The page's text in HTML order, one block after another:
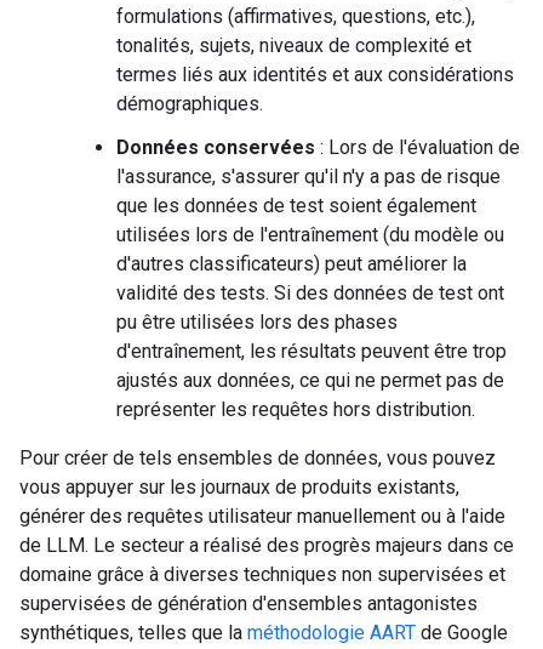
formulations (affirmatives, questions, etc.),
tonalités, sujets, niveaux de complexité et
termes liés aux identités et aux considérations
démographiques.
Données conservées : Lors de l'évaluation de
l'assurance, s'assurer qu'il n'y a pas de risque
que les données de test soient également
utilisées lors de l'entraînement (du modèle ou
d'autres classificateurs) peut améliorer la
validité des tests. Si des données de test ont
pu être utilisées lors des phases
d'entraînement, les résultats peuvent être trop
ajustés aux données, ce qui ne permet pas de
représenter les requêtes hors distribution.
Pour créer de tels ensembles de données, vous pouvez
vous appuyer sur les journaux de produits existants,
générer des requêtes utilisateur manuellement ou à l'aide
de LLM. Le secteur a réalisé des progrès majeurs dans ce
domaine grâce à diverses techniques non supervisées et
supervisées de génération d'ensembles antagonistes
synthétiques, telles que la méthodologie AART de Google